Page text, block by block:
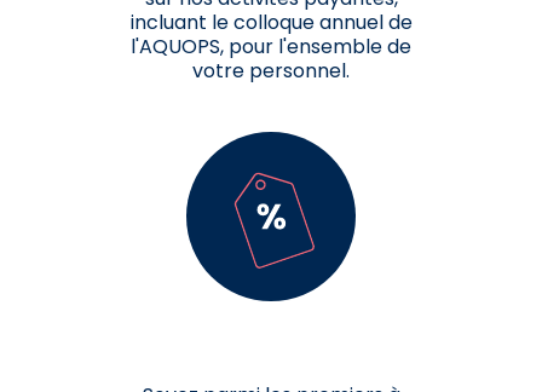
incluant le colloque annuel de
l'AQUOPS, pour l'ensemble de
votre personnel.